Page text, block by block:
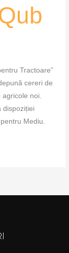
Tractoare”
cereri de
agricole noi.
dispoziției
Mediu.